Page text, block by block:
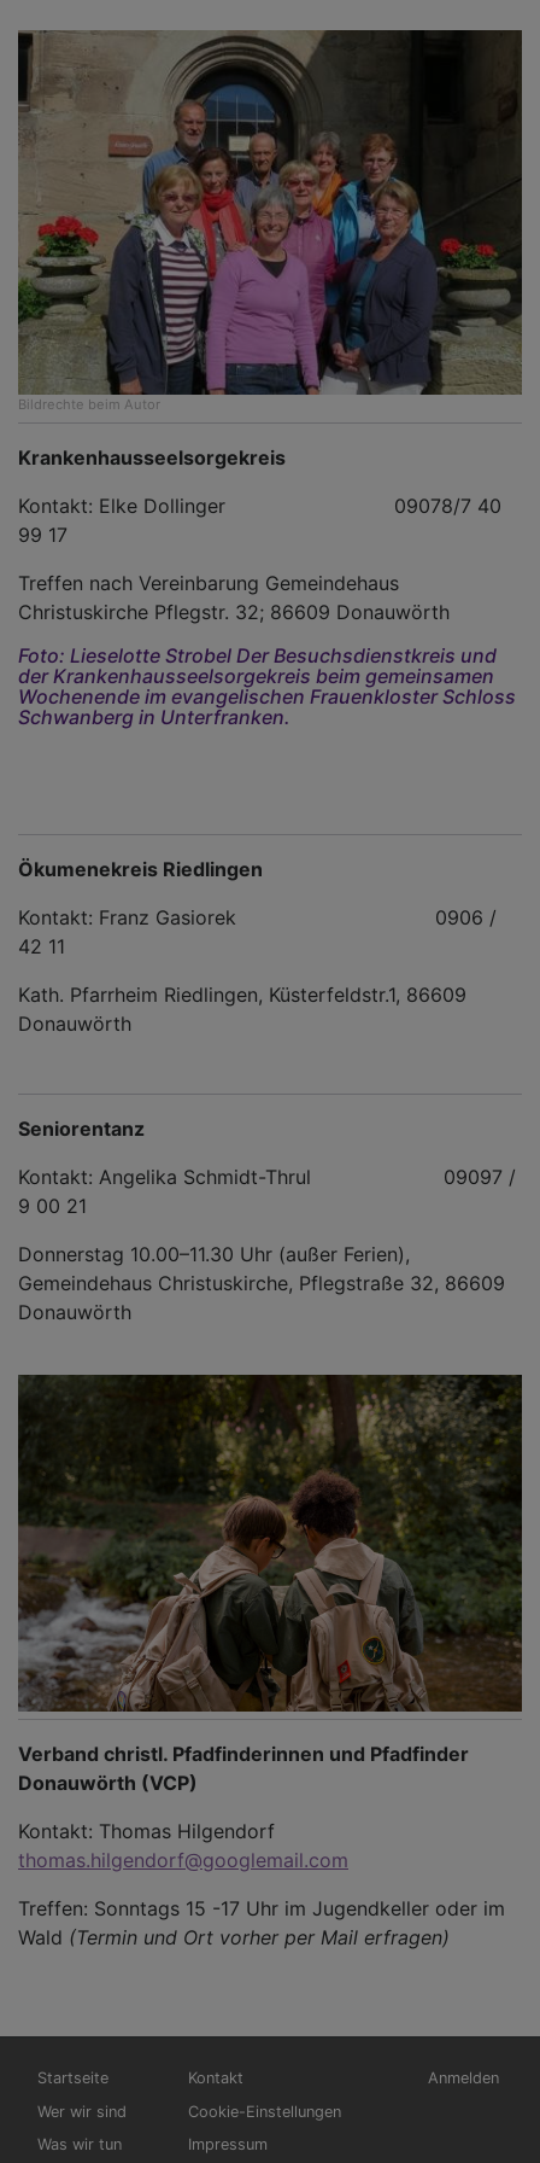
Bildrechte beim Autor
Krankenhausseelsorgekreis
Kontakt: Elke Dollinger 09078/7 40
99 17
Treffen nach Vereinbarung Gemeindehaus
Christuskirche Pflegstr. 32; 86609 Donauwörth
Foto: Lieselotte Strobel Der Besuchsdienstkreis und
der Krankenhausseelsorgekreis beim gemeinsamen
Wochenende im evangelischen Frauenkloster Schloss
Schwanberg in Unterfranken.
Ökumenekreis Riedlingen
Kontakt: Franz Gasiorek 0906 /
42 11
Kath. Pfarrheim Riedlingen, Küsterfeldstr.1, 86609
Donauwörth
Seniorentanz
Kontakt: Angelika Schmidt-Thrul 09097 /
9 00 21
Donnerstag 10.00–11.30 Uhr (außer Ferien),
Gemeindehaus Christuskirche, Pflegstraße 32, 86609
Donauwörth
Verband christl. Pfadfinderinnen und Pfadfinder
Donauwörth (VCP)
Kontakt: Thomas Hilgendorf
thomas.hilgendorf@googlemail.com
Treffen: Sonntags 15 -17 Uhr im Jugendkeller oder im
Wald (Termin und Ort vorher per Mail erfragen)
Hauptnavigation
Startseite
Wer wir sind
Was wir tun
Fußbereichsmenü
Kontakt
Cookie-Einstellungen
Impressum
Anmelden